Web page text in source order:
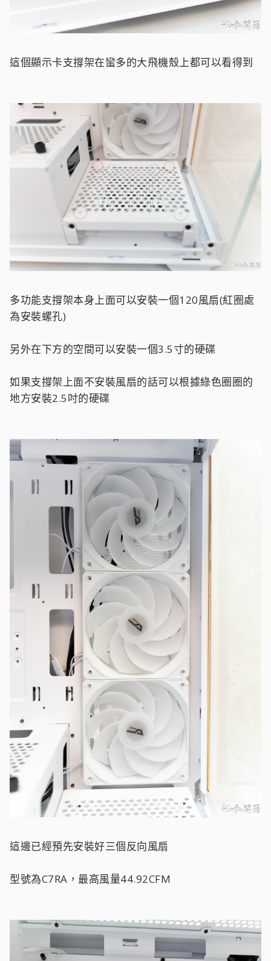
這個顯示卡支撐架在蠻多的大飛機殼上都可以看得到
多功能支撐架本身上面可以安裝一個120風扇(紅圈處
為安裝螺孔)
另外在下方的空間可以安裝一個3.5寸的硬碟
如果支撐架上面不安裝風扇的話可以根據綠色圈圈的
地方安裝2.5吋的硬碟
這邊已經預先安裝好三個反向風扇
型號為C7RA，最高風量44.92CFM